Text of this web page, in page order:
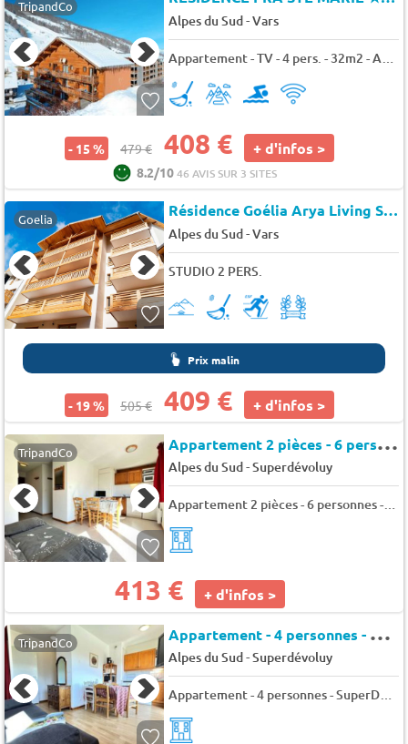
TripandCo
Alpes du Sud-Vars
Appartement - TV - 4 pers. - 32m2 - Animaux admis
- 15 % 479 € 408 € + d'infos >
8.2/1046 AVIS SUR 3 SITES
Goelia Résidence Goélia Arya Living Stone
Alpes du Sud-Vars
STUDIO 2 PERS.
Prix malin
- 19 % 505 € 409 € + d'infos >
TripandCo A
ppartement 2 pièces - 6 personnes - SuperDevoluy - Chalets superd fraxinelle
Alpes du Sud-Superdévoluy
Appartement 2 pièces - 6 personnes - SuperDevoluy - Chalets superd fraxinelle
413 € + d'infos >
TripandCo A
ppartement - 4 personnes - SuperDevoluy - Chalets superd bleuet
Alpes du Sud-Superdévoluy
Appartement - 4 personnes - SuperDevoluy - Chalets superd bleuet